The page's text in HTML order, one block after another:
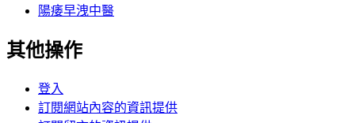
陽痿早洩中醫
其他操作
登入
訂閱網站內容的資訊提供